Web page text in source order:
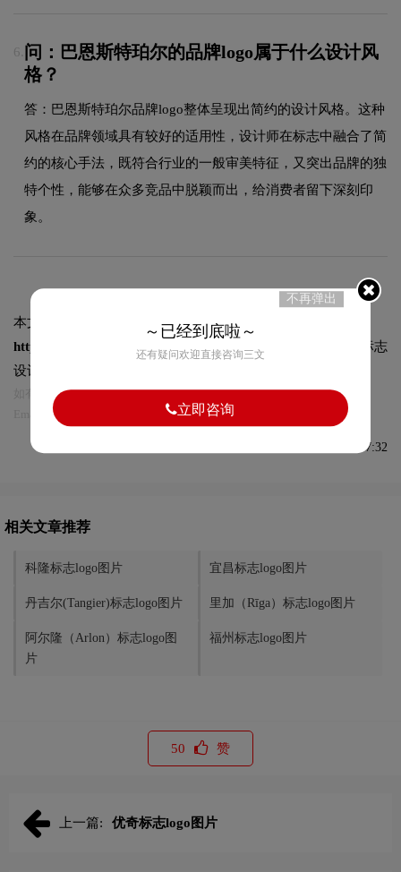
6. 问：巴恩斯特珀尔的品牌logo属于什么设计风
格？
答：巴恩斯特珀尔品牌logo整体呈现出简约的设计风格。这种
风格在品牌领域具有较好的适用性，设计师在标志中融合了简
约的核心手法，既符合行业的一般审美特征，又突出品牌的独
特个性，能够在众多竞品中脱颖而出，给消费者留下深刻印
象。
本文标题和链接
巴恩斯特珀尔标志logo图片:
https://logo9.net/works/9083.html转载时请注明出处为诗宸标志
设计及本链接!
如有内容侵犯您的合法权益，请及时与我们联系
Email:75696531@qq.com，我们将第一时间安排删除。
发布于2022-05-25 08:37:32
相关文章推荐
科隆标志logo图片 宜昌标志logo图片
丹吉尔(Tangier)标志logo图片 里加（Rīga）标志logo图片
阿尔隆（Arlon）标志logo图
片
福州标志logo图片
50 赞
上一篇: 优奇标志logo图片
不再弹出
～已经到底啦～
还有疑问欢迎直接咨询三文
立即咨询